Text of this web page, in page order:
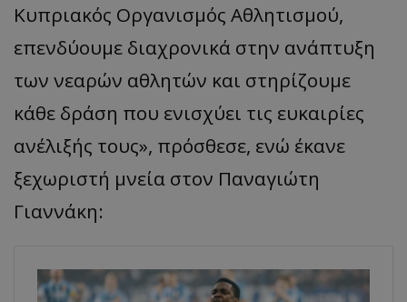
Κυπριακός Οργανισμός Αθλητισμού,
επενδύουμε διαχρονικά στην ανάπτυξη
των νεαρών αθλητών και στηρίζουμε
κάθε δράση που ενισχύει τις ευκαιρίες
ανέλιξής τους», πρόσθεσε, ενώ έκανε
ξεχωριστή μνεία στον Παναγιώτη
Γιαννάκη: